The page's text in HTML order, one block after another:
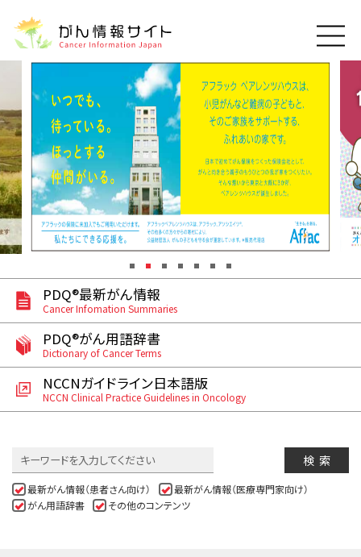
About Cancer Information Japan
ご利用規約
プライバシーポリシー
お問い合わせ
寄附・協賛のお願い
寄附・協賛一覧
関連リンク
がんの種類
Cancer Types
脳神経
眼
頭頸部
乳腺
消化管
肝胆膵
泌尿器
婦人科
皮膚
骨軟部
造血器
AIDs関連
胚細胞
内分泌
原発不明
小児
補完代替医療
最新がん情報
Summaries
治療（成人）
支持療法と緩和ケア
スクリーニング（検診）
予防
遺伝学的情報
統合、代替、補完療法
がん用語辞書
お知らせ一覧
News
サイト内検索
PDQ®最新がん情報
Cancer Infomation Summaries
PDQ®がん用語辞書
Dictionary of Cancer Terms
NCCNガイドライン日本語版
NCCN Clinical Practice Guidelines in Oncology
検索
最新がん情報（患者さん向け）
最新がん情報（医療専門家向け）
がん用語辞書
その他のコンテンツ